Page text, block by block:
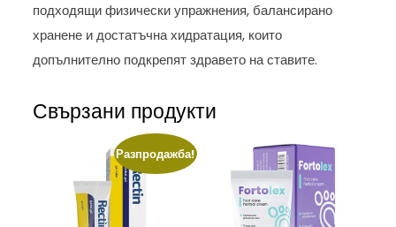
подходящи физически упражнения, балансирано
хранене и достатъчна хидратация, които
допълнително подкрепят здравето на ставите.
Свързани продукти
Разпродажба!